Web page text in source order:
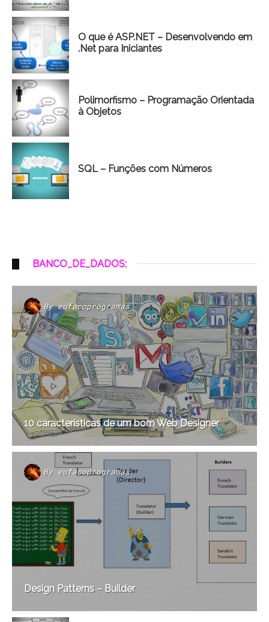
O que é ASP.NET – Desenvolvendo em
.Net para Iniciantes
Polimorfismo – Programação Orientada
à Objetos
SQL – Funções com Números
BANCO_DE_DADOS;
Byeufacoprogramas
10 características de um bom Web Designer
By eufacoprogramas
Design Patterns – Builder